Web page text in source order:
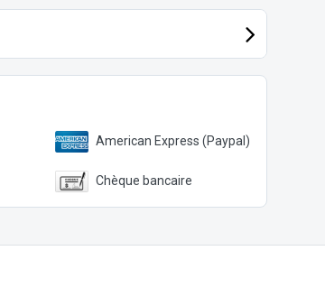
American Express (Paypal)
Chèque bancaire